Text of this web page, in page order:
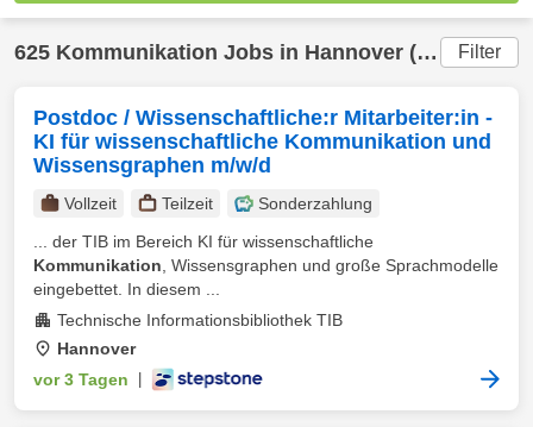
625 Kommunikation Jobs in Hannover (20 km) gefunden Filter
Postdoc / Wissenschaftliche:r Mitarbeiter:in -
KI für wissenschaftliche Kommunikation und
Wissensgraphen m/w/d
Vollzeit Teilzeit
Sonderzahlung
... der TIB im Bereich KI für wissenschaftliche
Kommunikation , Wissensgraphen und große Sprachmodelle
eingebettet. In diesem ...
Technische Informationsbibliothek TIB
Hannover
vor 3 Tagen